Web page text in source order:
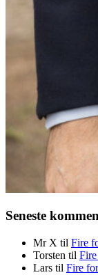
Seneste
Mr X til Fire
Torsten til
Lars til Fire